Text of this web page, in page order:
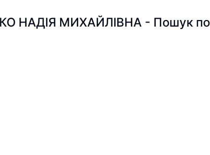
НАДІЯ МИХАЙЛІВНА - Пошук по